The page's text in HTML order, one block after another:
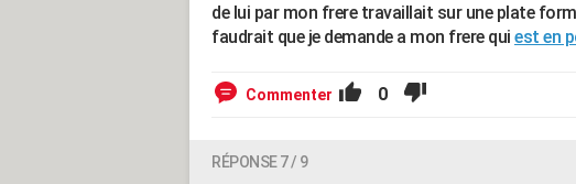
de lui par mon frere travaillait sur une plate
faudrait que je demande a mon frere qui est en
Commenter 0
RÉPONSE 7 / 9